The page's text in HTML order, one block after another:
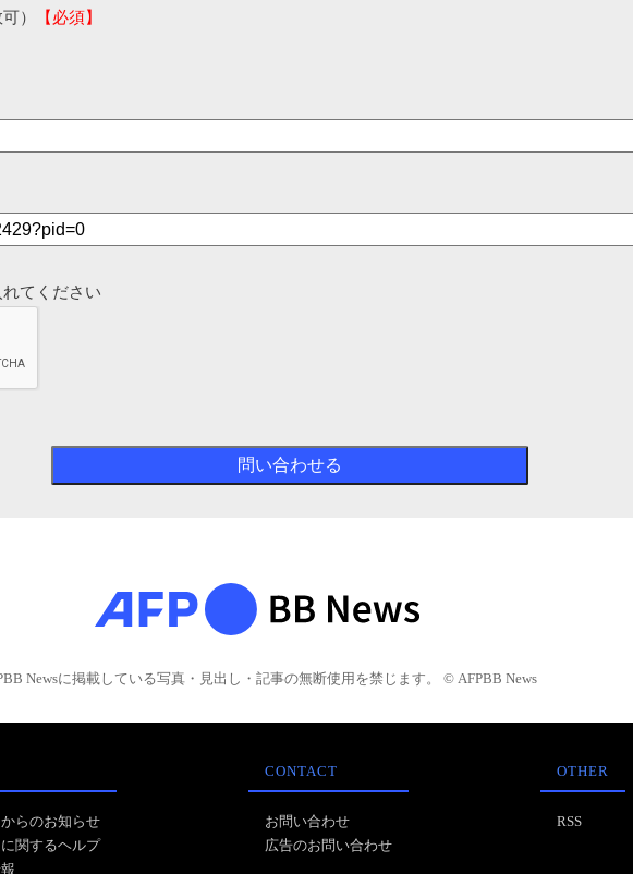
）
【必須】
てください
Newsに掲載している写真・見出し・記事の無断使用を禁じます。 © AFPBB News
らのお知らせ
関するヘルプ
CONTACT
お問い合わせ
広告のお問い合わせ
OTHER
RSS